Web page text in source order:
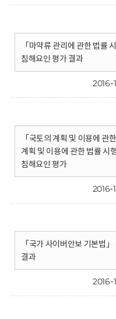
「마약류 관리에 관한 법률
침해요인 평가 결과
2016-
「국토의 계획 및 이용에
계획 및 이용에 관한 법률 시
침해요인 평가
2016-
「국가 사이버안보 기본법
결과
2016-